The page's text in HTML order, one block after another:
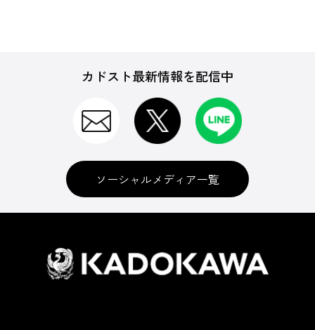
カドスト最新情報を配信中
ソーシャルメディア一覧